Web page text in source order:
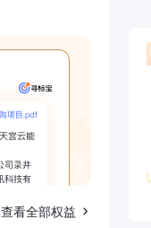
查看全部权益